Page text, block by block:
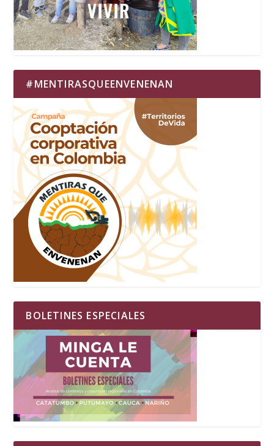
#MENTIRASQUEENVENENAN
BOLETINES ESPECIALES